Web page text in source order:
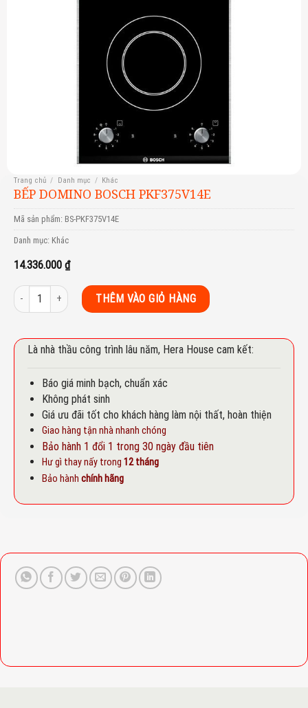
Trang chủ / Danh mục / Khác
BẾP DOMINO BOSCH PKF375V14E
Mã sản phẩm: BS-PKF375V14E
Danh mục: Khác
14.336.000 ₫
Bếp Domino Bosch PKF375V14E số lượng
THÊM VÀO GIỎ HÀNG
Là nhà thầu công trình lâu năm, Hera House cam kết:
Báo giá minh bạch, chuẩn xác
Không phát sinh
Giá ưu đãi tốt cho khách hàng làm nội thất, hoàn thiện
Giao hàng tận nhà nhanh chóng
Bảo hành 1 đổi 1 trong 30 ngày đầu tiên
Hư gì thay nấy trong 12 tháng
Bảo hành chính hãng